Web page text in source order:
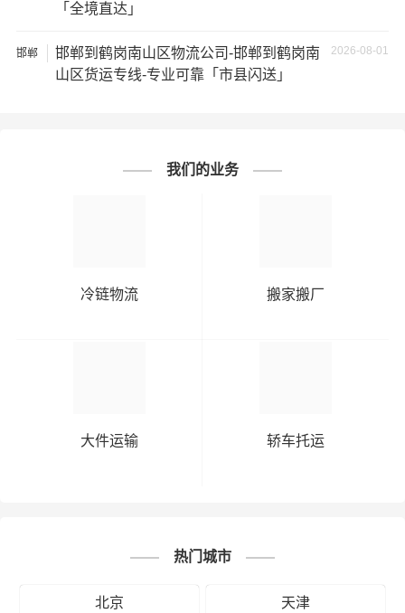
「全境直达」
邯郸 2026-08-01
邯郸到鹤岗南山区物流公司-邯郸到鹤岗南
山区货运专线-专业可靠「市县闪送」
我们的业务
冷链物流 搬家搬厂
大件运输 轿车托运
热门城市
北京 天津